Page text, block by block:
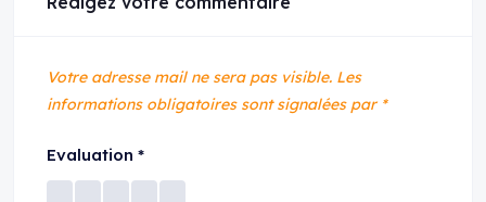
Votre adresse mail ne sera pas visible. Les
informations obligatoires sont signalées par *
Evaluation *